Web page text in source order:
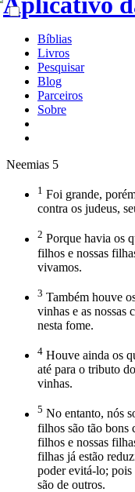
Bíblias
Livros
Pesquisar
Blog
Parceiros
Sobre
Neemias 5
1 Foi grande,
contra os judeus,
2 Porque havia os
filhos e nossas
vivamos.
3 Também houve
vinhas e as nossas
nesta fome.
4 Houve ainda os
até para o tributo
vinhas.
5 No entanto, nós
filhos são tão bons
filhos e nossas
filhas já estão
poder evitá-lo; pois
são de outros.